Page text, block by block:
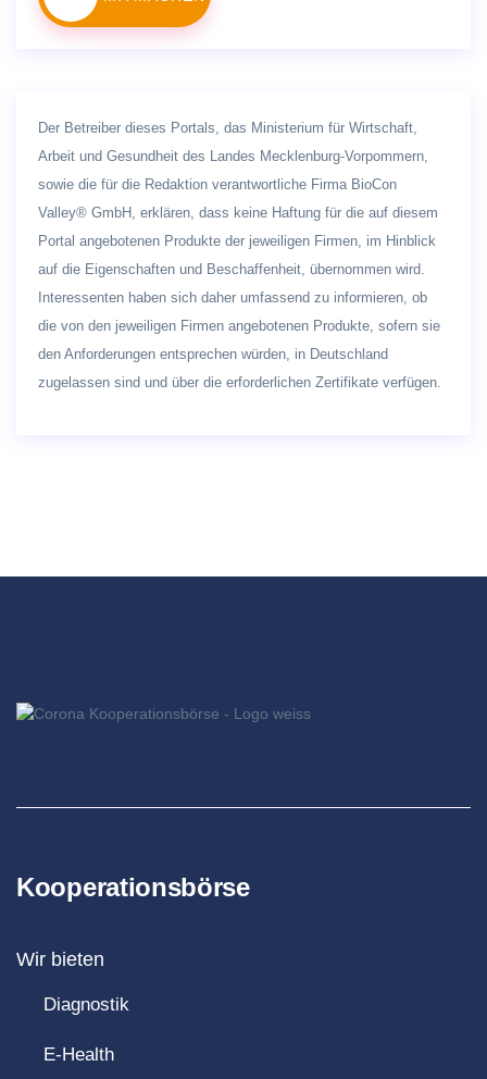
Der Betreiber dieses Portals, das Ministerium für Wirtschaft,
Arbeit und Gesundheit des Landes Mecklenburg-Vorpommern,
sowie die für die Redaktion verantwortliche Firma BioCon
Valley® GmbH, erklären, dass keine Haftung für die auf diesem
Portal angebotenen Produkte der jeweiligen Firmen, im Hinblick
auf die Eigenschaften und Beschaffenheit, übernommen wird.
Interessenten haben sich daher umfassend zu informieren, ob
die von den jeweiligen Firmen angebotenen Produkte, sofern sie
den Anforderungen entsprechen würden, in Deutschland
zugelassen sind und über die erforderlichen Zertifikate verfügen.
Kooperationsbörse
Wir bieten
Diagnostik
E-Health